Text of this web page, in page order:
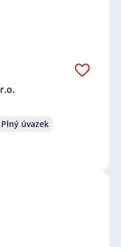
Plný úvazek